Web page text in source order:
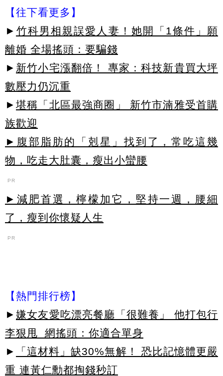
【往下看更多】
► 竹科男相親誤愛人妻！她開「1條件」願
離婚 全場搖頭：要騙錢
► 新竹小宅漲翻倍！ 專家：科技新貴買大坪
數壓力仍沉重
► 堪稱「北區最強商圈」 新竹市湳雅受首購
族歡迎
►腹部脂肪的「剋星」找到了，常吃這幾
物，吃走大肚囊，瘦出小蠻腰
PR
►減肥首選，檸檬加它，堅持一週，腰細
了，瘦到你懷疑人生
PR
【熱門排行榜】
► 嫌女友愛吃漂亮餐廳「很難養」 他打包行
李狠甩 網搖頭：你適合單身
►
「這材料」缺30%無解！ 恐比記憶體更嚴
重 連黃仁勳都掏錢秒訂